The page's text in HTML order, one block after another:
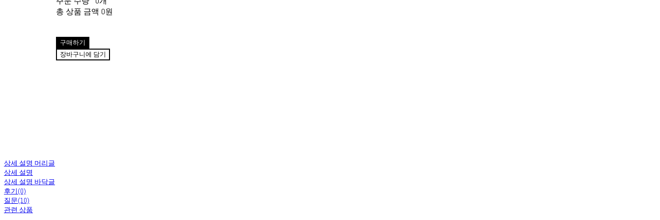
총 상품 금액 0원
구매하기
장바구니에 담기
상세 설명 머리글
상세 설명
상세 설명 바닥글
후기(0)
질문(10)
관련 상품